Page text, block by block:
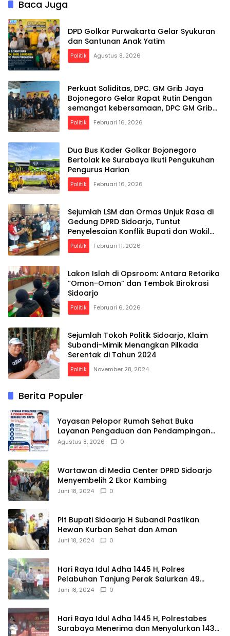
Baca Juga
DPD Golkar Purwakarta Gelar Syukuran
dan Santunan Anak Yatim
Politik Agustus 8, 2026
Perkuat Soliditas, DPC. GM Grib Jaya
Bojonegoro Gelar Rapat Rutin Dengan
semangat kebersamaan, DPC GM Grib
Jaya Bojonegoro optimistis terus
menghadirkan program positif yang
masyarakat luas.
Politik Februari 16, 2026
Dua Bus Kader Golkar Bojonegoro
Bertolak ke Surabaya Ikuti Pengukuhan
Pengurus Harian
Politik Februari 16, 2026
Sejumlah LSM dan Ormas Unjuk Rasa di
Gedung DPRD Sidoarjo, Tuntut
Penyelesaian Konflik Bupati dan Wakil
Bupati
Politik Februari 11, 2026
Lakon Islah di Opsroom: Antara Retorika
“Omon-Omon” dan Tembok Birokrasi
Sidoarjo
Politik Februari 6, 2026
Sejumlah Tokoh Politik Sidoarjo, Klaim
Subandi-Mimik Menangkan Pilkada
Serentak di Tahun 2024
Politik November 28, 2024
Berita Populer
Yayasan Pelopor Rumah Sehat Buka
Layanan Pengaduan dan Pendampingan
Rehabilitasi NAPZA 24 Jam
Agustus 8, 2026 0
Wartawan di Media Center DPRD Sidoarjo
Menyembelih 2 Ekor Kambing
Juni 18, 2024 0
Plt Bupati Sidoarjo H Subandi Pastikan
Hewan Kurban Sehat dan Aman
Juni 18, 2024 0
Hari Raya Idul Adha 1445 H, Polres
Pelabuhan Tanjung Perak Salurkan 49
Hewan Korban.
Juni 18, 2024 0
Hari Raya Idul Adha 1445 H, Polrestabes
Surabaya Menerima dan Menyalurkan 143